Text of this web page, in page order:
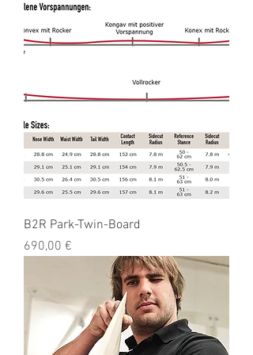
B2R Park-Twin-Board
Preis
690,00 €